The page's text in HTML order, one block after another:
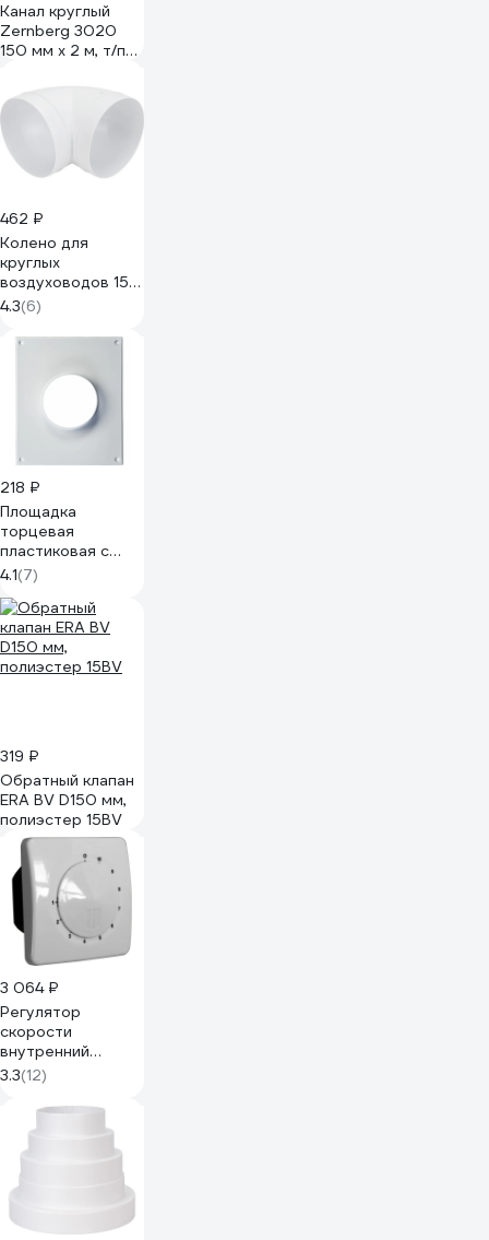
Канал круглый
Zernberg 3020
150 мм х 2 м, т/п
462 ₽
Колено для
круглых
воздуховодов 150
мм TDM ELECTRIC
SQ1807-1746
4.3(6)
218 ₽
Площадка
торцевая
пластиковая с
фланцем
(205x240 мм; 150
мм) ВИЕНТО 150П
4.1(7)
319 ₽
Обратный клапан
ERA BV D150 мм,
полиэстер 15BV
3 064 ₽
Регулятор
скорости
внутренний
монтаж,
максимальный ток
нагрузки 2,5 А ERA
РС-В 2,5А 87-627
3.3(12)